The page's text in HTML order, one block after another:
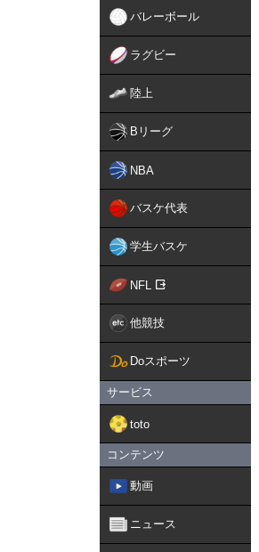
バレーボール
ラグビー
陸上
Bリーグ
NBA
バスケ代表
学生バスケ
NFL
他競技
Doスポーツ
サービス
toto
コンテンツ
動画
ニュース